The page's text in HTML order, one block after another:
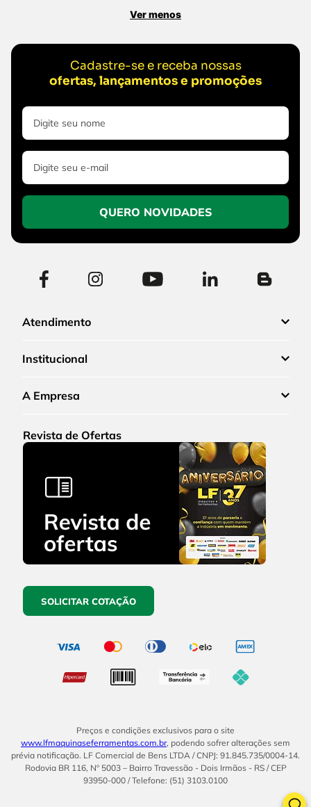
Ver menos
Cadastre-se e receba nossas
ofertas, lançamentos e promoções
QUERO NOVIDADES
Atendimento
Institucional
A Empresa
Revista de Ofertas
SOLICITAR COTAÇÃO
Preços e condições exclusivos para o site
www.lfmaquinaseferramentas.com.br, podendo sofrer alterações sem
prévia notificação. LF Comercial de Bens LTDA / CNPJ: 91.845.735/0004-14.
Rodovia BR 116, Nº 5003 – Bairro Travessão - Dois Irmãos - RS / CEP
93950-000 / Telefone: (51) 3103.0100